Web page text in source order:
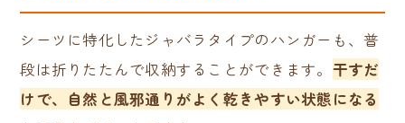
シーツに特化したジャバラタイプのハンガーも、普
段は折りたたんで収納することができます。 干すだ
けで、自然と風邪通りがよく乾きやすい状態になる